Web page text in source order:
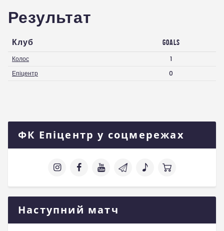
Результат
Клуб
Goals
Колос
1
Епіцентр
0
ФК Епіцентр у соцмережах
Наступний матч